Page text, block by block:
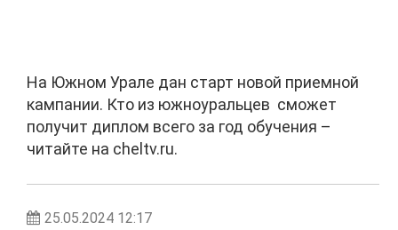
На Южном Урале дан старт новой приемной
кампании. Кто из южноуральцев сможет
получит диплом всего за год обучения –
читайте на cheltv.ru.
25.05.2024 12:17